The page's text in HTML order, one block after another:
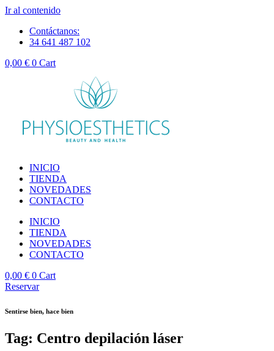
Ir al contenido
Contáctanos:
34 641 487 102
0,00 € 0 Cart
INICIO
TIENDA
NOVEDADES
CONTACTO
INICIO
TIENDA
NOVEDADES
CONTACTO
0,00 € 0 Cart
Reservar
Sentirse bien, hace bien
Tag: Centro depilación láser